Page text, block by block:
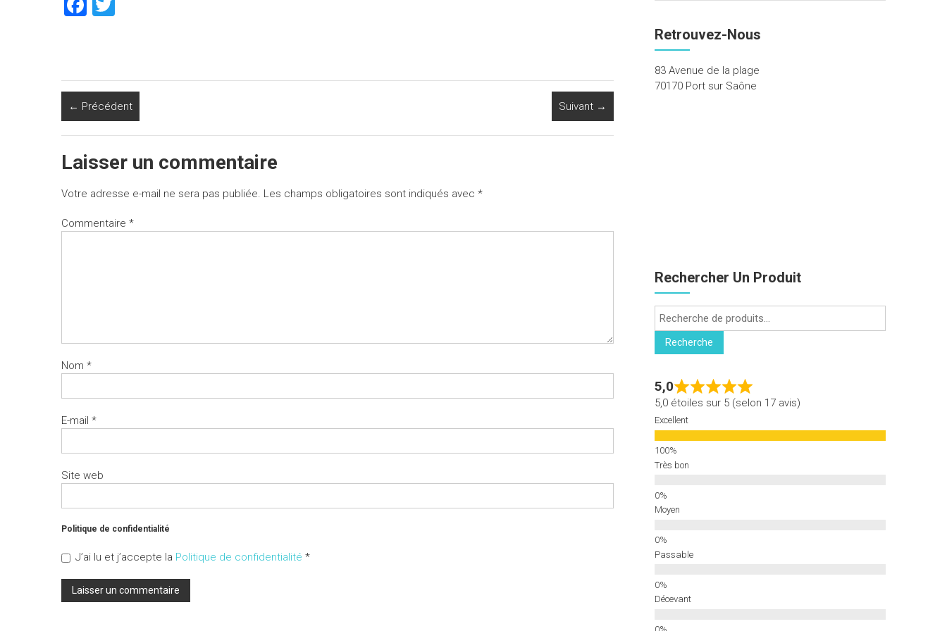
o
ok
← Précédent Suivant →
Laisser un commentaire
Votre adresse e-mail ne sera pas publiée. Les champs obligatoires sont indiqués avec *
Commentaire *
Nom *
E-mail *
Site web
Politique de confidentialité
J’ai lu et j’accepte la Politique de confidentialité *
Retrouvez-Nous
83 Avenue de la plage
70170 Port sur Saône
Rechercher Un Produit
Recherche
pour :
Recherche
5,0
5,0 étoiles sur 5 (selon 17 avis)
Excellent
Très bon
Moyen
Passable
Décevant